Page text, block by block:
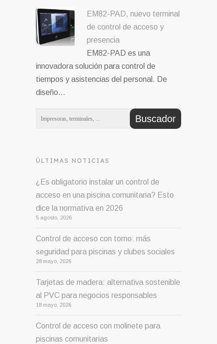
EM82-PAD, nuevo terminal
de control de acceso y
presencia
EM82-PAD es una
innovadora solución para control de
tiempos y asistencias del personal. De
diseño…
ÚLTIMAS NOTICIAS
¿Es obligatorio instalar un control de
acceso en una piscina comunitaria? Esto
dice la normativa en 2026
5 agosto, 2026
Control de acceso con torno: más
seguridad para piscinas y clubes sociales
28 mayo, 2026
Tarjetas de madera: alternativa sostenible
al PVC para negocios responsables
18 mayo, 2026
Control de acceso con molinete para
piscinas comunitarias